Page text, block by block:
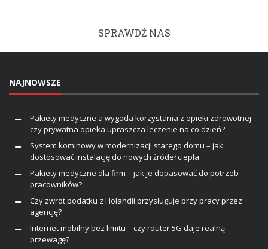
SPRAWDŹ NAS
NAJNOWSZE
Pakiety medyczne a wygoda korzystania z opieki zdrowotnej –
czy prywatna opieka upraszcza leczenie na co dzień?
System kominowy w modernizacji starego domu – jak
dostosować instalację do nowych źródeł ciepła
Pakiety medyczne dla firm – jak je dopasować do potrzeb
pracowników?
Czy zwrot podatku z Holandii przysługuje przy pracy przez
agencję?
Internet mobilny bez limitu – czy router 5G daje realną
przewagę?